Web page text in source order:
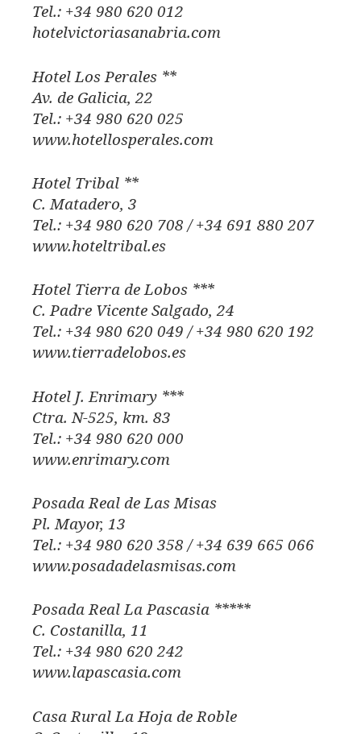
Tel.: +34 980 620 012
hotelvictoriasanabria.com
Hotel Los Perales **
Av. de Galicia, 22
Tel.: +34 980 620 025
www.hotellosperales.com
Hotel Tribal **
C. Matadero, 3
Tel.: +34 980 620 708 / +34 691 880 207
www.hoteltribal.es
Hotel Tierra de Lobos ***
C. Padre Vicente Salgado, 24
Tel.: +34 980 620 049 / +34 980 620 192
www.tierradelobos.es
Hotel J. Enrimary ***
Ctra. N-525, km. 83
Tel.: +34 980 620 000
www.enrimary.com
Posada Real de Las Misas
Pl. Mayor, 13
Tel.: +34 980 620 358 / +34 639 665 066
www.posadadelasmisas.com
Posada Real La Pascasia *****
C. Costanilla, 11
Tel.: +34 980 620 242
www.lapascasia.com
Casa Rural La Hoja de Roble